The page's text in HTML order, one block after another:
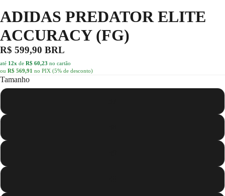
ADIDAS PREDATOR ELITE
ACCURACY (FG)
R$ 599,90 BRL
até 12x de R$ 60,23 no cartão
ou R$ 569,91 no PIX (5% de desconto)
Tamanho